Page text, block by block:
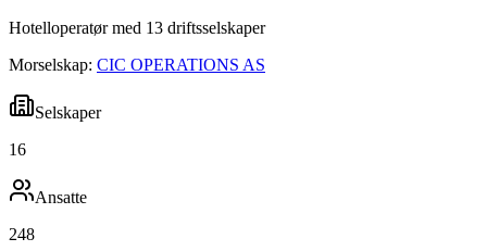
Hotelloperatør med 13 driftsselskaper
Morselskap: CIC OPERATIONS AS
Selskaper
16
Ansatte
248